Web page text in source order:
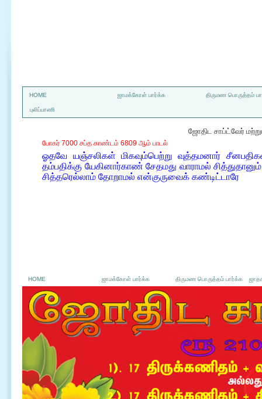
HOME ஜாமக்கோள் பார்க்க திருமண பொருத்தம்
புலிப்பாணி
ஜோதிட சாப்ட்வேர்
போகர் 7000 சப்த காண்டம் 6809 ஆம் பாடல்
ஓதவே யஞ்சலிகள் மிகவும்பெற்று வுத்தமனார்
தம்பதிக்கு யேகினார்காண் சேதமது வாராமல்
சித்தரெல்லாம் தோறாமல் என்குருவைக் கண்டிட்டாரே
HOME ஜாமக்கோள் பார்க்க திருமண பொருத்தம் பார்க்க